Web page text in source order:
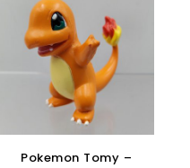
Pokemon Tomy –